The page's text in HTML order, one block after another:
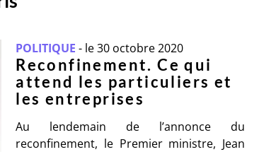
POLITIQUE - le 30 octobre 2020
Reconfinement. Ce qui
attend les particuliers et
les entreprises
Au lendemain de l’annonce du
reconfinement, le Premier ministre, Jean